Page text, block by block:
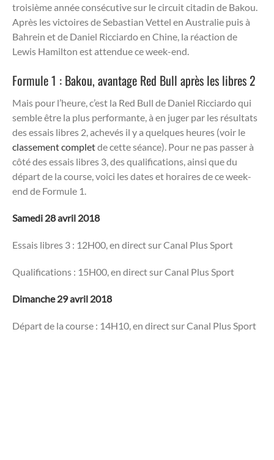
troisième année consécutive sur le circuit citadin de Bakou.
Après les victoires de Sebastian Vettel en Australie puis à
Bahrein et de Daniel Ricciardo en Chine, la réaction de
Lewis Hamilton est attendue ce week-end.
Formule 1 : Bakou, avantage Red Bull après les libres 2
Mais pour l’heure, c’est la Red Bull de Daniel Ricciardo qui
semble être la plus performante, à en juger par les résultats
des essais libres 2, achevés il y a quelques heures (voir le
classement completde cette séance). Pour ne pas passer à
côté des essais libres 3, des qualifications, ainsi que du
départ de la course, voici les dates et horaires de ce week-
end de Formule 1.
Samedi 28 avril 2018
Essais libres 3 : 12H00, en direct sur Canal Plus Sport
Qualifications : 15H00, en direct sur Canal Plus Sport
Dimanche 29 avril 2018
Départ de la course : 14H10, en direct sur Canal Plus Sport